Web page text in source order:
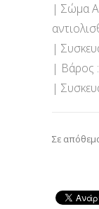
| Σώμα
|
| Βάρος
|
Σε